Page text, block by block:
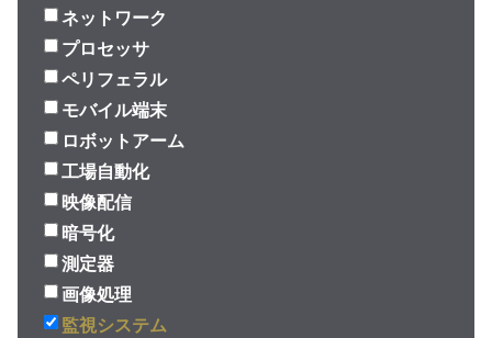
ネットワーク
プロセッサ
ペリフェラル
モバイル端末
ロボットアーム
工場自動化
映像配信
暗号化
測定器
画像処理
監視システム